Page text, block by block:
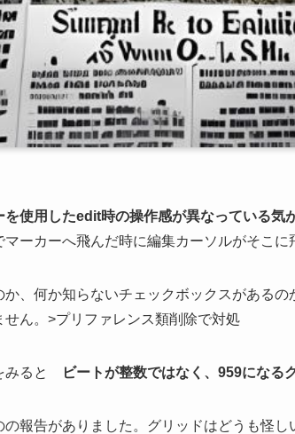
を使用したedit時の操作感が異なっている気
マーカーへ飛んだ時に編集カーソルがそこに
か、何か知らないチェックボックスがある
せん。>プリファレンス類削除で対処
みると ビートが整数ではなく、959になる
の報告がありました。グリッドはどうも怪